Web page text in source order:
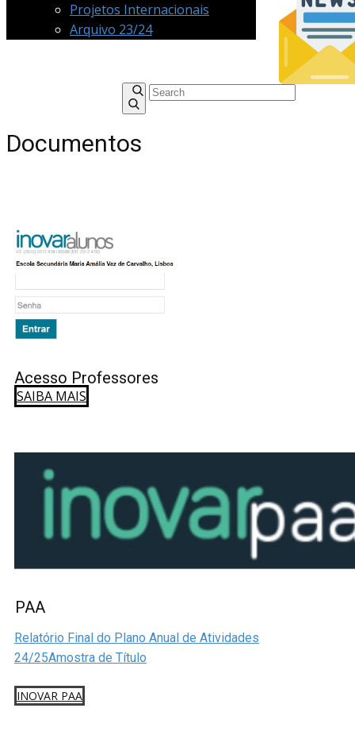
Projetos Internacionais
Arquivo 23/24
Documentos
Acesso Professores
SAIBA MAIS
PAA
Relatório Final do Plano Anual de Atividades
24/25Amostra de Título
INOVAR PAA